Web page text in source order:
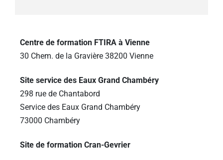
Centre de formation FTIRA à Vienne
30 Chem. de la Gravière 38200 Vienne
Site service des Eaux Grand Chambéry
298 rue de Chantabord
Service des Eaux Grand Chambéry
73000 Chambéry
Site de formation Cran-Gevrier